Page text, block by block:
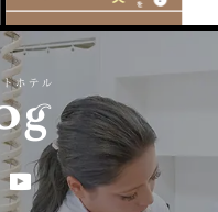
ム】